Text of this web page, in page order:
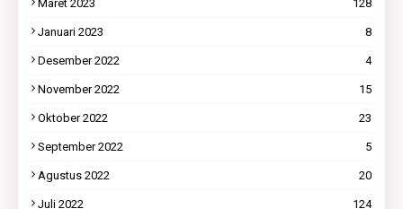
Maret 2023 128
Januari 2023 8
Desember 2022 4
November 2022 15
Oktober 2022 23
September 2022 5
Agustus 2022 20
Juli 2022 124